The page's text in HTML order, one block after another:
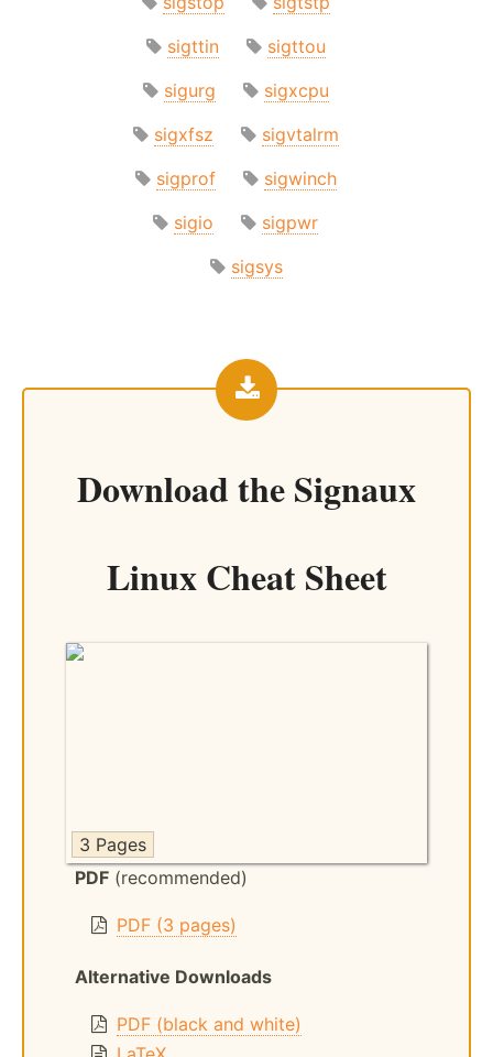
sigttin
sigttou
sigurg
sigxcpu
sigxfsz
sigvtalrm
sigprof
sigwinch
sigio
sigpwr
sigsys
Download theSignaux
Linux Cheat Sheet
3 Pages
PDF (recommended)
PDF (3 pages)
Alternative Downloads
PDF (black and white)